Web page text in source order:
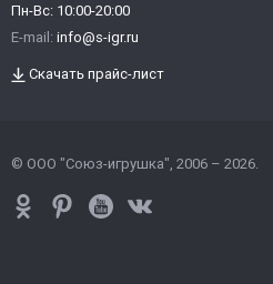
Пн-Вс: 10:00-20:00
E-mail: info@s-igr.ru
Скачать прайс-лист
© ООО "Союз-игрушка", 2006 – 2026.